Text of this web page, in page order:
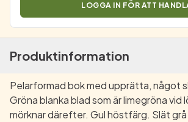
LOGGA IN FÖR ATT
Produktinformation
Pelarformad bok med upprätta, något
Gröna blanka blad som är limegröna vid
mörknar därefter. Gul höstfärg. Slät grå